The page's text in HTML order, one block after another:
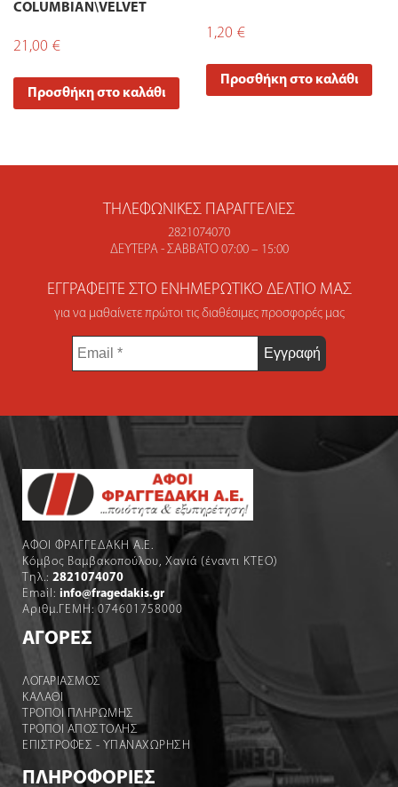
COLUMBIAN\VELVET
21,00 €
Προσθήκη στο καλάθι
1,20 €
Προσθήκη στο καλάθι
ΤΗΛΕΦΩΝΙΚΈΣ ΠΑΡΑΓΓΕΛΊΕΣ
2821074070
ΔΕΥΤΈΡΑ - ΣΆΒΒΑΤΟ 07:00 – 15:00
ΕΓΓΡΑΦΕΊΤΕ ΣΤΟ ΕΝΗΜΕΡΩΤΙΚΌ ΔΕΛΤΊΟ ΜΑΣ
για να μαθαίνετε πρώτοι τις διαθέσιμες προσφορές μας
Email
ΑΦΟΙ ΦΡΑΓΓΕΔΑΚΗ Α.Ε.
Κόμβος Βαμβακοπούλου, Χανιά (έναντι ΚΤΕΟ)
Τηλ.: 2821074070
Email: info@fragedakis.gr
Αριθμ.ΓΕΜΗ: 074601758000
ΑΓΟΡΕΣ
ΛΟΓΑΡΙΑΣΜΌΣ
ΚΑΛΆΘΙ
ΤΡΟΠΟΙ ΠΛΗΡΩΜΗΣ
ΤΡΟΠΟΙ ΑΠΟΣΤΟΛΉΣ
ΕΠΙΣΤΡΟΦΕΣ - ΥΠΑΝΑΧΩΡΗΣΗ
ΠΛΗΡΟΦΟΡΙΕΣ